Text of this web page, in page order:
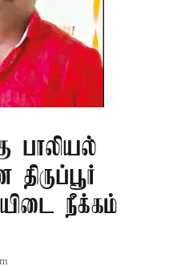
பாலியல்
நீக்கம்